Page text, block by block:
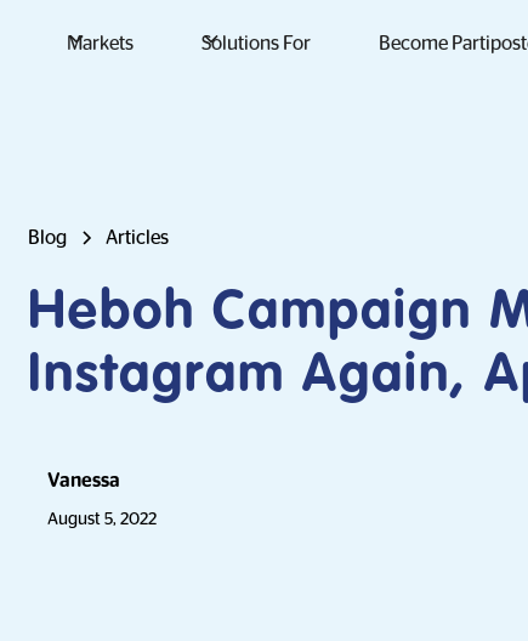
Markets Solutions For Become
Blog Articles
Heboh Campaign
Instagram Again,
Vanessa
August 5, 2022